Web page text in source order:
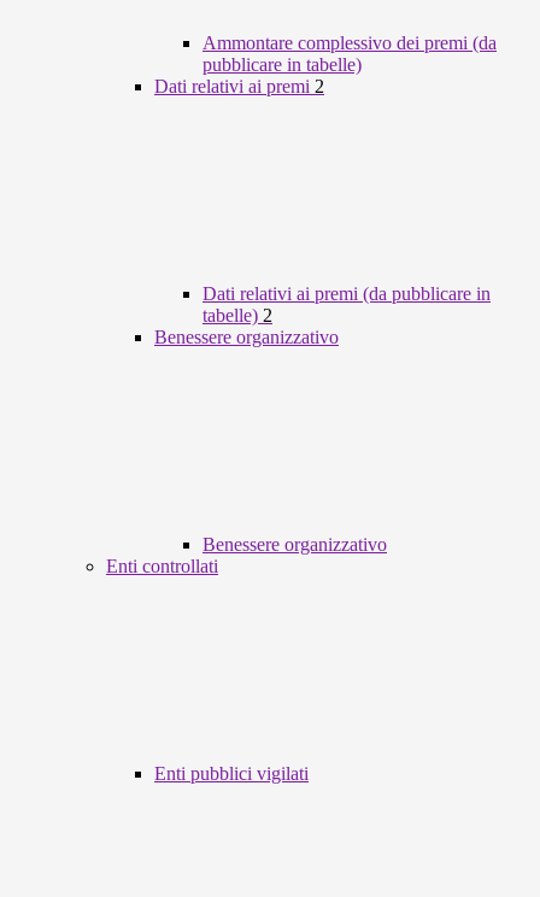
Ammontare complessivo dei premi (da
pubblicare in tabelle)
Dati relativi ai premi 2
Dati relativi ai premi (da pubblicare in
tabelle) 2
Benessere organizzativo
Benessere organizzativo
Enti controllati
Enti pubblici vigilati